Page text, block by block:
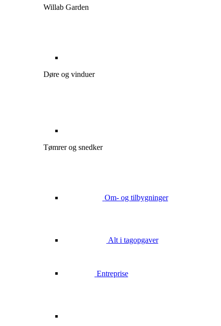
Willab Garden
Døre og vinduer
Tømrer og snedker
Om- og tilbygninger
Alt i tagopgaver
Entreprise